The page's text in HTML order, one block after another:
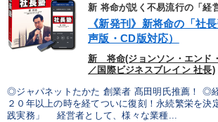
新 将命が説く不易流行の「経
《新発刊》新将命の「社
声版・CD版対応）
新 将命(ジョンソン・エンド
／国際ビジネスブレイン 社長)
◎ジャパネットたかた 創業者 髙田明氏推薦！ ◎
２０年以上の時を経てついに復刻！永続繁栄を決
践実務」 経営者として、様々な業種...